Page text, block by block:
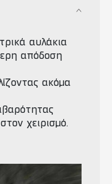
αυλάκια
απόδοση
ακόμα
χειρισμό.